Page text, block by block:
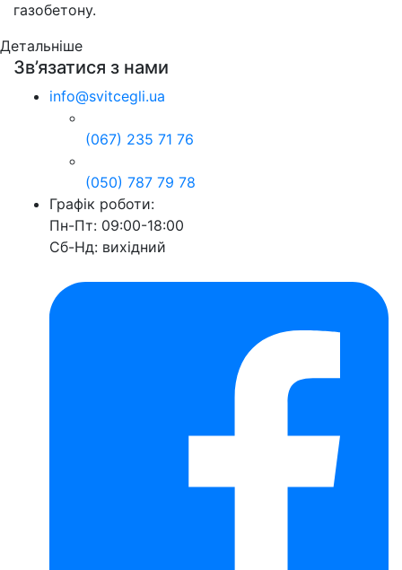
газобетону.
Детальніше
Зв’язатися з нами
info@svitcegli.ua
(067) 235 71 76
(050) 787 79 78
Графік роботи:
Пн-Пт: 09:00-18:00
Сб-Нд: вихідний